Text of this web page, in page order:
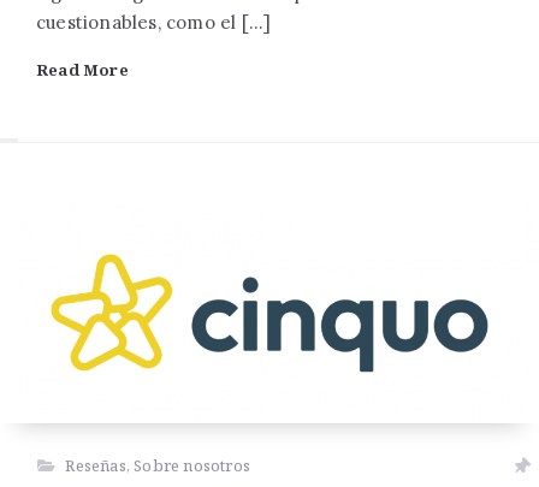
cuestionables, como el […]
Read More
Reseñas,Sobre nosotros